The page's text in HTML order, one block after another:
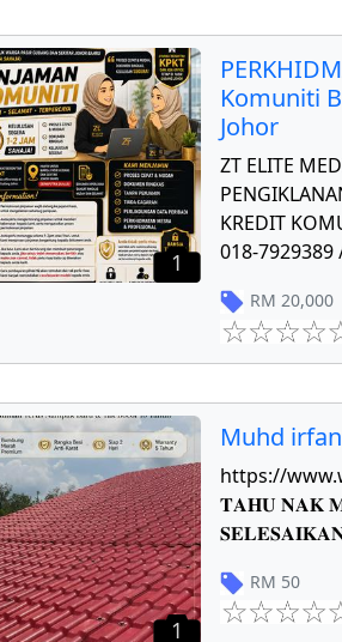
1
Komuniti
Johor
ZT ELITE
KREDIT
018-7929389
RM 20,000
1
Muhd
https://
𝐓𝐀𝐇𝐔 𝐍𝐀𝐊
RM 50